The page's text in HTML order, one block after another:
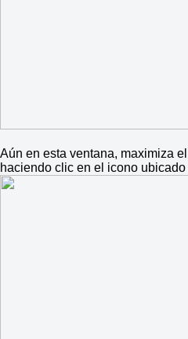
Aún en esta ventana, maximiza
haciendo clic en el icono